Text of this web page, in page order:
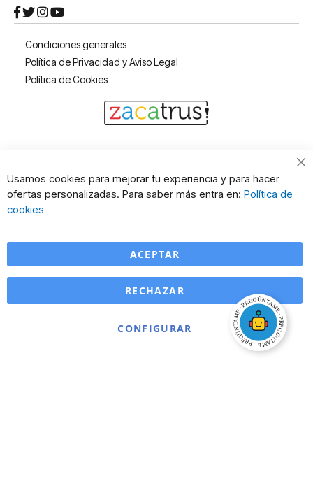
Condiciones generales
Política de Privacidad y Aviso Legal
Política de Cookies
Usamos cookies para mejorar tu experiencia y para hacer
ofertas personalizadas. Para saber más entra en: Política de
cookies
ACEPTAR
CONFIGURAR
RECHAZAR